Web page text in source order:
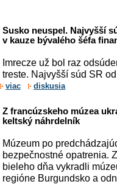
Susko neuspel. Najvyšší
v kauze bývalého šéfa
Imrecze už bol raz
treste. Najvyšší súd SR
viac diskusia
Z francúzskeho múzea
keltský náhrdelník
Múzeum po
bezpečnostné opatrenia.
bieleho dňa vykradli
regióne Burgundsko a